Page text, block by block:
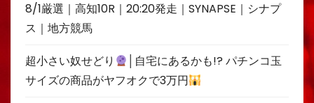
8/1厳選｜高知10R｜20:20発走｜SYNAPSE｜シナプ
ス｜地方競馬
超小さい奴せどり
│自宅にあるかも!? パチンコ玉
サイズの商品がヤフオクで3万円